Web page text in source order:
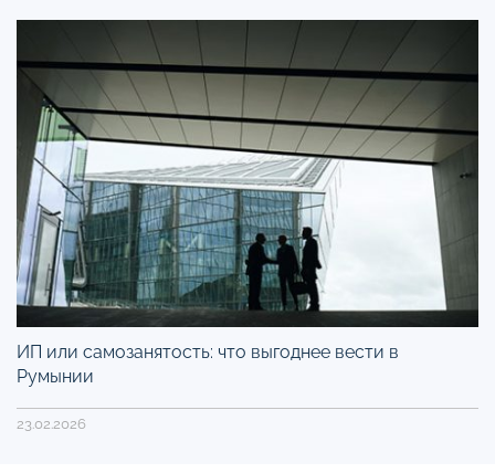
ИП или самозанятость: что выгоднее вести в
Румынии
23.02.2026